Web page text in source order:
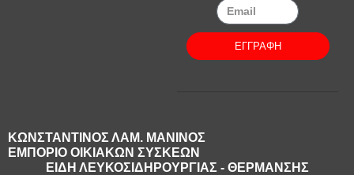
ΕΓΓΡΑΦΗ
ΚΩΝΣΤΑΝΤΙΝΟΣ ΛΑΜ. ΜΑΝΙΝΟΣ
ΕΜΠΟΡΙΟ ΟΙΚΙΑΚΩΝ ΣΥΣΚΕΩΝ
ΕΙΔΗ ΛΕΥΚΟΣΙΔΗΡΟΥΡΓΙΑΣ - ΘΕΡΜΑΝΣΗΣ